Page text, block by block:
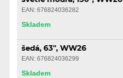
EAN: 676824036282
Skladem
šedá, 63", WW26
EAN: 676824036299
Skladem